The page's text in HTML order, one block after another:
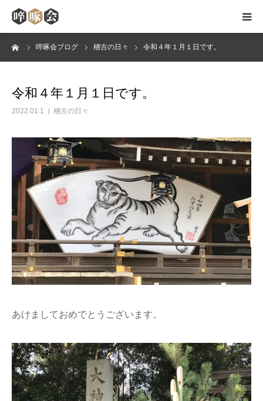
啐啄会ブログ 稽古の日々 令和４年１月１日です。
令和４年１月１日です。
2022.01.1 稽古の日々
あけましておめでとうございます。
HOME
無双直伝英信流
稽古日・会場
会員メッセージ
ブログ